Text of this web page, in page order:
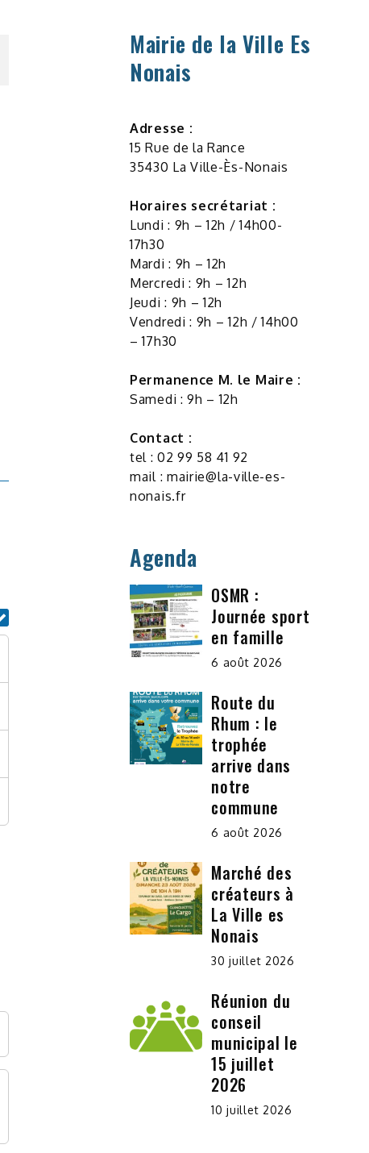
Mairie de la Ville Es
Nonais
Adresse :
15 Rue de la Rance
35430 La Ville-Ès-Nonais
Horaires secrétariat :
Lundi : 9h – 12h / 14h00-
17h30
Mardi : 9h – 12h
Mercredi : 9h – 12h
Jeudi : 9h – 12h
Vendredi : 9h – 12h / 14h00
– 17h30
Permanence M. le Maire :
Samedi : 9h – 12h
Contact :
tel : 02 99 58 41 92
mail : mairie@la-ville-es-
nonais.fr
Agenda
OSMR :
Journée sport
en famille
6 août 2026
Route du
Rhum : le
trophée
arrive dans
notre
commune
6 août 2026
Marché des
créateurs à
La Ville es
Nonais
30 juillet 2026
Réunion du
conseil
municipal le
15 juillet
2026
10 juillet 2026